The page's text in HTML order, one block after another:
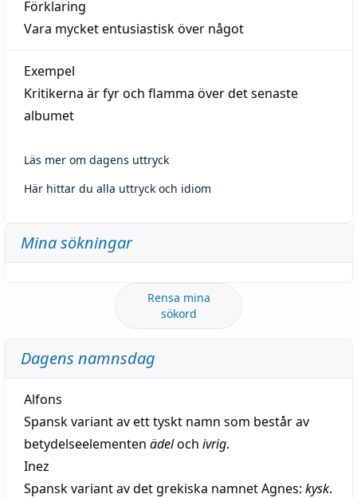
Förklaring
Vara mycket entusiastisk över något
Exempel
Kritikerna är fyr och flamma över det senaste
albumet
Läs mer om dagens uttryck
Här hittar du alla uttryck och idiom
Mina sökningar
Rensa mina
sökord
Dagens namnsdag
Alfons
Spansk variant av ett tyskt namn som består av
betydelseelementen ädeloch ivrig.
Inez
Spansk variant av det grekiska namnet Agnes: kysk.